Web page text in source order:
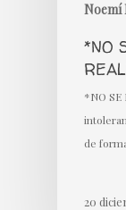
Noemí
*NO
*NO SE
de
20